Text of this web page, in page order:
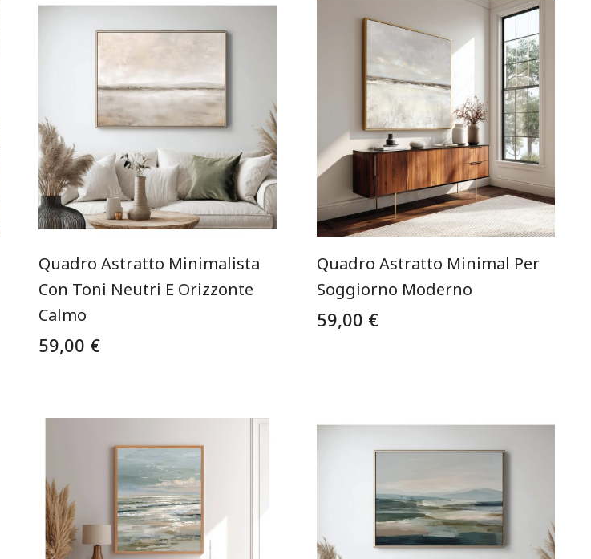
Quadro Astratto Minimalista
Con Toni Neutri E Orizzonte
Calmo
59,00 €
Quadro Astratto Minimal Per
Soggiorno Moderno
59,00 €